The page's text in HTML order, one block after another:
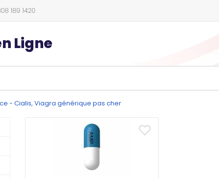
Ligne
- Cialis, Viagra générique pas cher